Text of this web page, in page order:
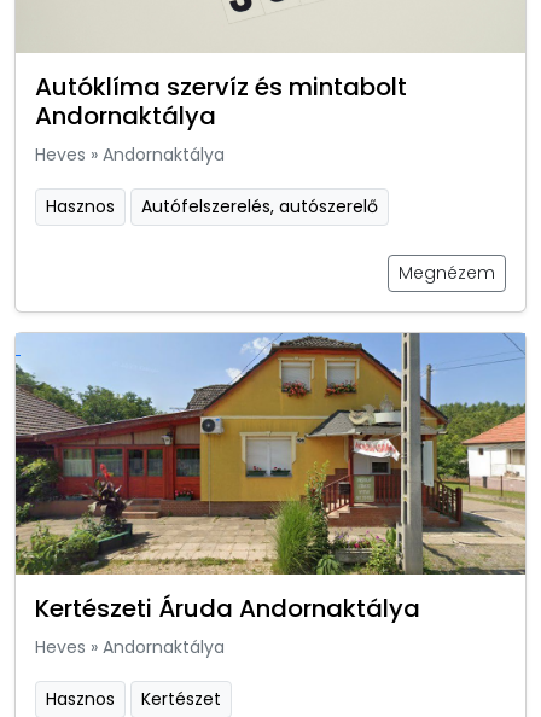
Autóklíma szervíz és mintabolt
Andornaktálya
Heves » Andornaktálya
Hasznos Autófelszerelés, autószerelő
Megnézem
Kertészeti Áruda Andornaktálya
Heves » Andornaktálya
Hasznos Kertészet